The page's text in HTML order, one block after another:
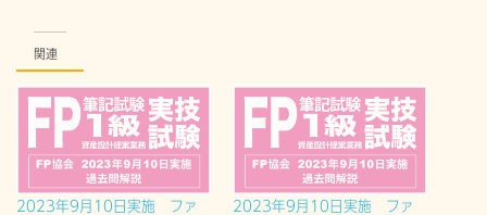
関連
2023年9月10日実施 ファ
2023年9月10日実施 ファ